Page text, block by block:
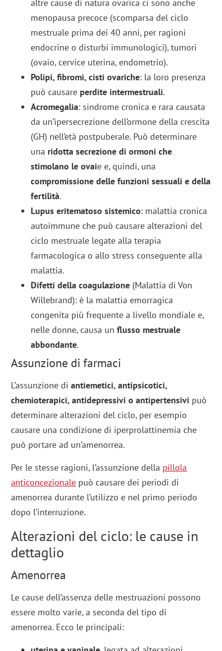
altre cause di natura ovarica ci sono anche
menopausa precoce (scomparsa del ciclo
mestruale prima dei 40 anni, per ragioni
endocrine o disturbi immunologici), tumori
(ovaio, cervice uterina, endometrio).
Polipi, fibromi, cisti ovariche: la loro presenza
può causare perdite intermestruali.
Acromegalia: sindrome cronica e rara causata
da un’ipersecrezione dell’ormone della crescita
(GH) nell’età postpuberale. Può determinare
una ridotta secrezione di ormoni che
stimolano le ovaie e, quindi, una
compromissione delle funzioni sessuali e della
fertilità.
Lupus eritematoso sistemico: malattia cronica
autoimmune che può causare alterazioni del
ciclo mestruale legate alla terapia
farmacologica o allo stress conseguente alla
malattia.
Difetti della coagulazione (Malattia di Von
Willebrand): è la malattia emorragica
congenita più frequente a livello mondiale e,
nelle donne, causa un flusso mestruale
abbondante.
Assunzione di farmaci
L’assunzione diantiemetici, antipsicotici,
chemioterapici, antidepressivi o antipertensivi può
determinare alterazioni del ciclo, per esempio
causare una condizione di iperprolattinemia che
può portare ad un’amenorrea.
Per le stesse ragioni, l’assunzione della pillola
anticoncezionale può causare dei periodi di
amenorrea durante l’utilizzo e nel primo periodo
dopo l’interruzione.
Alterazioni del ciclo: le cause in
dettaglio
Amenorrea
Le cause dell’assenza delle mestruazioni possono
essere molto varie, a seconda del tipo di
amenorrea. Ecco le principali: